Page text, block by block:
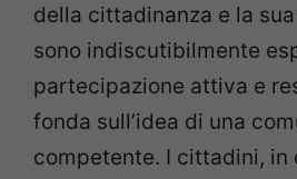
della cittadinanza e la
sono indiscutibilmente
partecipazione attiva e
fonda sull’idea di una
competente. I cittadini, in